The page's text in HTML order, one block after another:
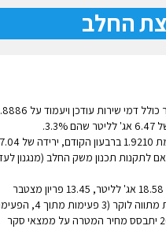
החלב
– מחיר המטרה לחלב בקר כולל דמי שירות עודכן
המחיר בניכוי ההיטל הוא 1.8506 ש"ח לליטר לעומת 1.9210 ברבעון הקודם, ירידה של 7.04
נעשה בהתאם לתקנות תכנון משק החלב (מנגנון
המחיר מתבסס על ממצאי סקר 2011 ומגלם פריון 18.58 אג' לליטר, 13.45 פריון מצטבר
מינואר 2013 של 6.5% ו-5.13 פריון מיוחד במסגרת מתווה לוקר (3
הרביעית תיושם ברבעון 3 2016 ) החל מינואר 2017 יתבסס מחיר המטרה על ממצאי סקר